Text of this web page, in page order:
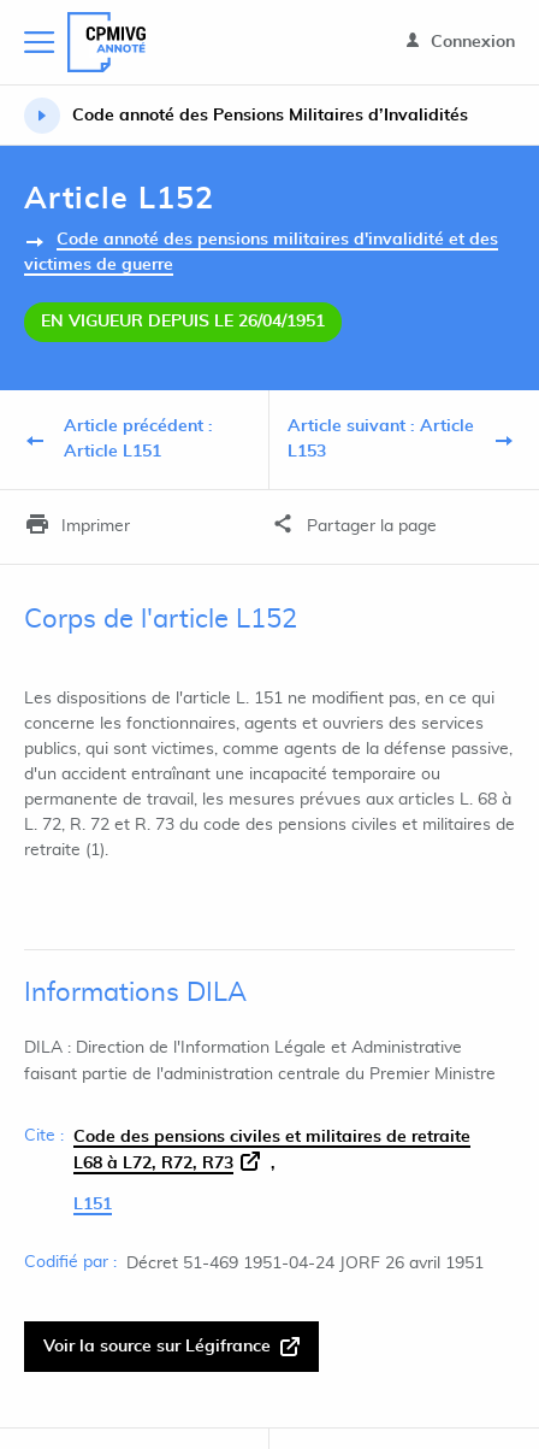
Connexion
Code annoté des Pensions Militaires d’Invalidités
Article L152
Code annoté des pensions militaires d'invalidité et des
victimes de guerre
EN VIGUEUR DEPUIS LE 26/04/1951
Article précédent :
Article L151
Article suivant : Article
L153
Imprimer Partager la page
Corps de l'article L152
Les dispositions de l'article L. 151 ne modifient pas, en ce qui
concerne les fonctionnaires, agents et ouvriers des services
publics, qui sont victimes, comme agents de la défense passive,
d'un accident entraînant une incapacité temporaire ou
permanente de travail, les mesures prévues aux articles L. 68 à
L. 72, R. 72 et R. 73 du code des pensions civiles et militaires de
retraite (1).
Informations DILA
DILA : Direction de l'Information Légale et Administrative
faisant partie de l'administration centrale du Premier Ministre
Cite : Code des pensions civiles et militaires de retraite
L68 à L72, R72, R73
L151
Codifié par : Décret 51-469 1951-04-24 JORF 26 avril 1951
Voir la source sur Légifrance